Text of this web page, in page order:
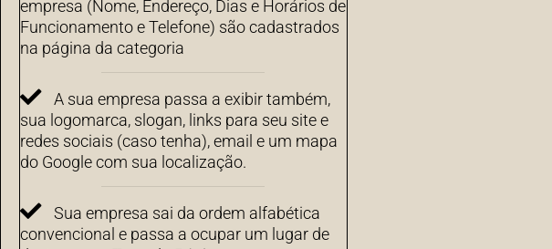
empresa (Nome, Endereço, Dias e Horários de
Funcionamento e Telefone) são cadastrados
na página da categoria
A sua empresa passa a exibir também,
sua logomarca, slogan, links para seu site e
redes sociais (caso tenha), email e um mapa
do Google com sua localização.
Sua empresa sai da ordem alfabética
convencional e passa a ocupar um lugar de